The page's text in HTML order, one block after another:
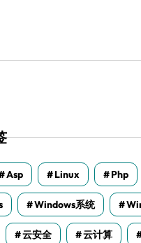
Asp Linux Php
Windows系统
云安全 云计算